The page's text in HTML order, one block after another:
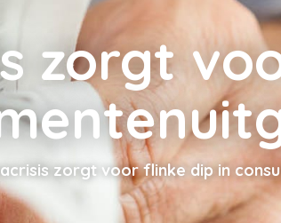
zorgt
zorgt voor flinke dip in